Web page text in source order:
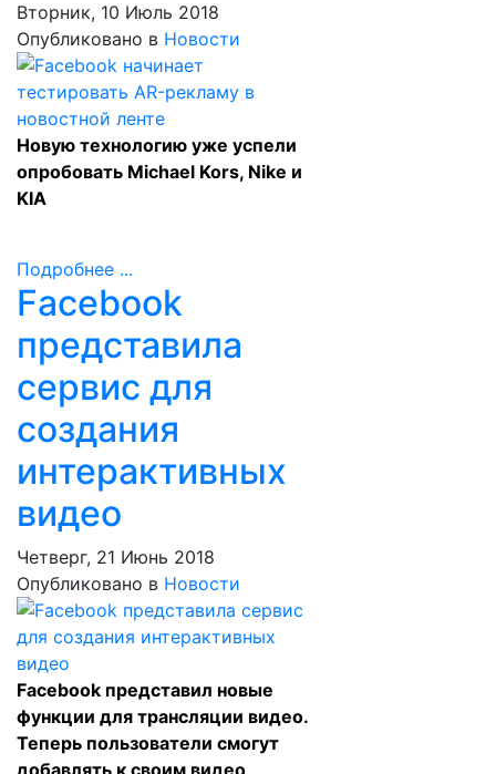
Вторник, 10 Июль 2018
Опубликовано в Новости
Новую технологию уже успели
опробовать Michael Kors, Nike и
KIA
Подробнее ...
Facebook
представила
сервис для
создания
интерактивных
видео
Четверг, 21 Июнь 2018
Опубликовано в Новости
Facebook представил новые
функции для трансляции видео.
Теперь пользователи смогут
добавлять к своим видео